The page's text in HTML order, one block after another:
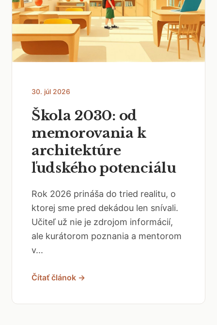
30. júl 2026
Škola 2030: od
memorovania k
architektúre
ľudského potenciálu
Rok 2026 prináša do tried realitu, o
ktorej sme pred dekádou len snívali.
Učiteľ už nie je zdrojom informácií,
ale kurátorom poznania a mentorom
v...
Čítať článok →